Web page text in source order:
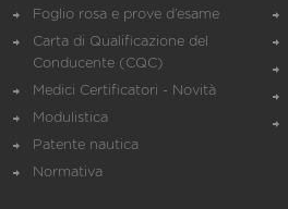
Foglio rosa e prove d’esame
Carta di Qualificazione del
Conducente (CQC)
Medici Certificatori - Novità
Modulistica
Patente nautica
Normativa